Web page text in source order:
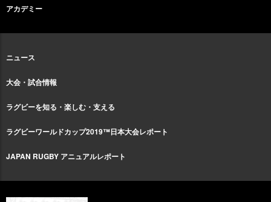
アカデミー
ニュース
大会・試合情報
ラグビーを知る・楽しむ・支える
ラグビーワールドカップ2019™日本大会レポート
JAPAN RUGBY アニュアルレポート